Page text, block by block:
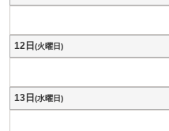
12日 (火曜日)
13日 (水曜日)